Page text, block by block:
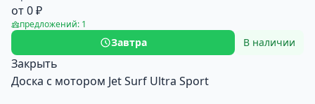
от 0 ₽
предложений: 1
Завтра В наличии
Закрыть
Доска с мотором Jet Surf Ultra Sport